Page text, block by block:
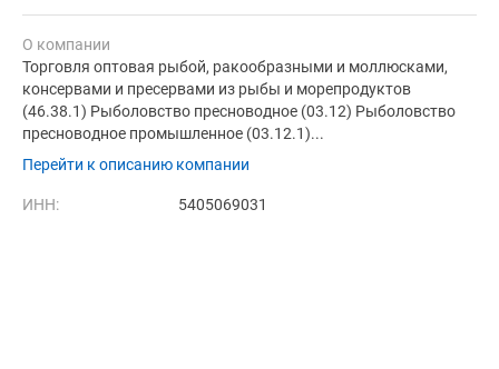
О компании
Торговля оптовая рыбой, ракообразными и моллюсками,
консервами и пресервами из рыбы и морепродуктов
(46.38.1) Рыболовство пресноводное (03.12) Рыболовство
пресноводное промышленное (03.12.1)...
Перейти к описанию компании
ИНН: 5405069031